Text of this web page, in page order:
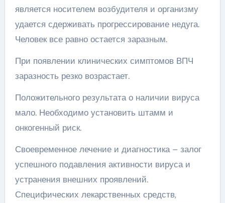
является носителем возбудителя и организму
удается сдерживать прогрессирование недуга.
Человек все равно остается заразным.
При появлении клинических симптомов ВПЧ
заразность резко возрастает.
Положительного результата о наличии вируса
мало. Необходимо установить штамм и
онкогенный риск.
Своевременное лечение и диагностика – залог
успешного подавления активности вируса и
устранения внешних проявлений.
Специфических лекарственных средств,